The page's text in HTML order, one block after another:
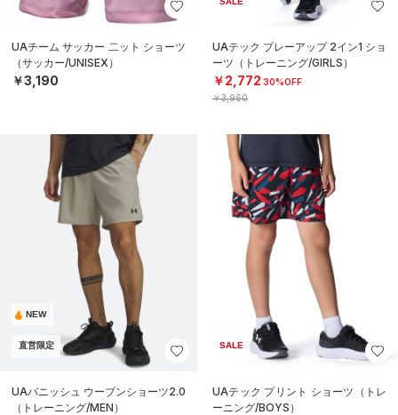
UAチーム サッカー 二ット ショーツ
（サッカー/UNISEX）
￥3,190
UAテック プレーアップ 2イン1 ショ
ーツ（トレーニング/GIRLS）
￥2,772 30%OFF
￥3,960
NEW
直営限定
UAバニッシュ ウーブンショーツ2.0
（トレーニング/MEN）
SALE
UAテック プリント ショーツ（トレ
ーニング/BOYS）